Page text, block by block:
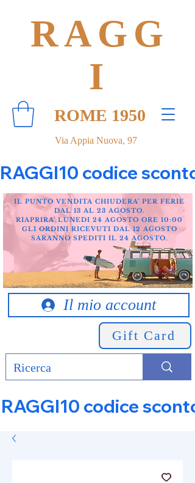
Via Appia Nuova, 97
RAGG
I
ROME 1950
RAGGI10 codice
Il mio account
Gift Card
IL PUNTO VENDITA CHIUDERA' PER FERIE
DAL 13 AL 23 AGOSTO.
RIAPRIRA' LUNEDI 24 AGOSTO ORE 10:00
GLI ORDINI RICEVUTI DAL 12 AGOSTO
SARANNO SPEDITI IL 24 AGOSTO.
RAGGI10 codice